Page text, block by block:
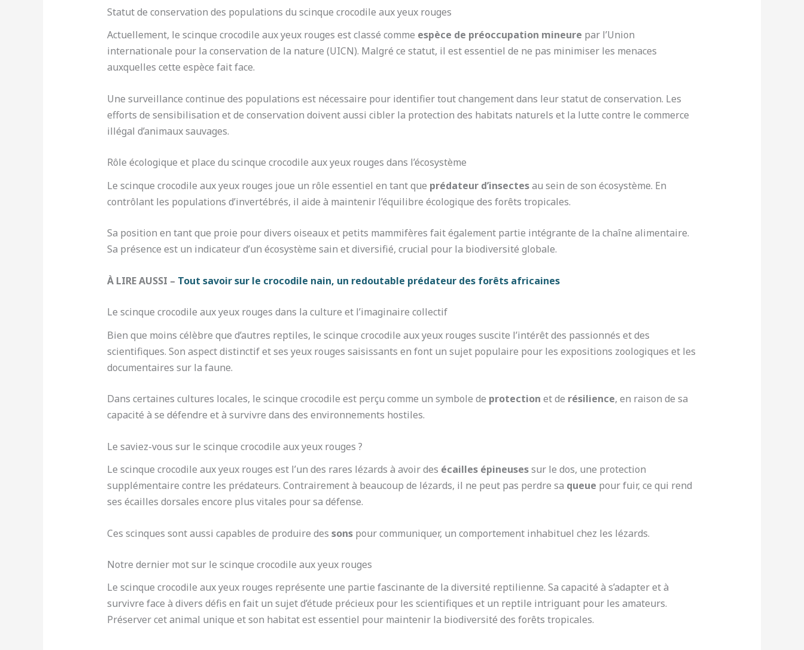
Statut de conservation des populations du scinque crocodile aux yeux rouges
Actuellement, le scinque crocodile aux yeux rouges est classé comme espèce de préoccupation mineure par l’Union
internationale pour la conservation de la nature (UICN). Malgré ce statut, il est essentiel de ne pas minimiser les menaces
auxquelles cette espèce fait face.
Une surveillance continue des populations est nécessaire pour identifier tout changement dans leur statut de conservation. Les
efforts de sensibilisation et de conservation doivent aussi cibler la protection des habitats naturels et la lutte contre le commerce
illégal d’animaux sauvages.
Rôle écologique et place du scinque crocodile aux yeux rouges dans l’écosystème
Le scinque crocodile aux yeux rouges joue un rôle essentiel en tant que prédateur d’insectesau sein de son écosystème. En
contrôlant les populations d’invertébrés, il aide à maintenir l’équilibre écologique des forêts tropicales.
Sa position en tant que proie pour divers oiseaux et petits mammifères fait également partie intégrante de la chaîne alimentaire.
Sa présence est un indicateur d’un écosystème sain et diversifié, crucial pour la biodiversité globale.
À LIRE AUSSI – Tout savoir sur le crocodile nain, un redoutable prédateur des forêts africaines
Le scinque crocodile aux yeux rouges dans la culture et l’imaginaire collectif
Bien que moins célèbre que d’autres reptiles, le scinque crocodile aux yeux rouges suscite l’intérêt des passionnés et des
scientifiques. Son aspect distinctif et ses yeux rouges saisissants en font un sujet populaire pour les expositions zoologiques et les
documentaires sur la faune.
Dans certaines cultures locales, le scinque crocodile est perçu comme un symbole de protection et de résilience, en raison de sa
capacité à se défendre et à survivre dans des environnements hostiles.
Le saviez-vous sur le scinque crocodile aux yeux rouges ?
Le scinque crocodile aux yeux rouges est l’un des rares lézards à avoir des écailles épineusessur le dos, une protection
supplémentaire contre les prédateurs. Contrairement à beaucoup de lézards, il ne peut pas perdre sa queue pour fuir, ce qui rend
ses écailles dorsales encore plus vitales pour sa défense.
Ces scinques sont aussi capables de produire des sonspour communiquer, un comportement inhabituel chez les lézards.
Notre dernier mot sur le scinque crocodile aux yeux rouges
Le scinque crocodile aux yeux rouges représente une partie fascinante de la diversité reptilienne. Sa capacité à s’adapter et à
survivre face à divers défis en fait un sujet d’étude précieux pour les scientifiques et un reptile intriguant pour les amateurs.
Préserver cet animal unique et son habitat est essentiel pour maintenir la biodiversité des forêts tropicales.